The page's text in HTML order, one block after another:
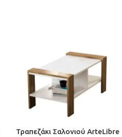
Τραπεζάκι Σαλονιού ArteLibre